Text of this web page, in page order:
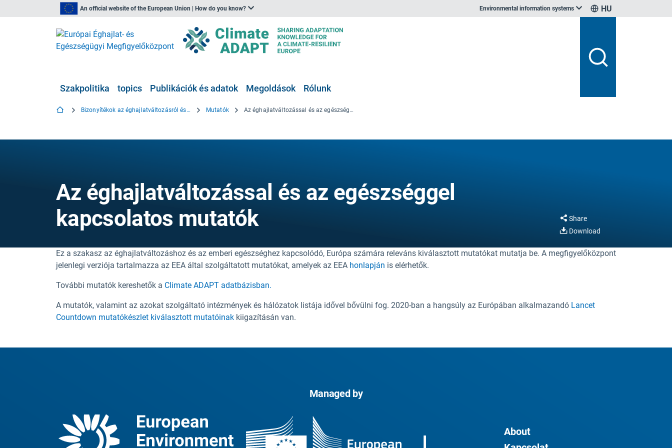
An official website of the European Union | How do you know? Environmental information systems HU
Szakpolitika topics Publikációk és adatok Megoldások Rólunk
Bizonyítékok az éghajlatváltozásról és az egészségről Mutatók Az éghajlatváltozással és az egészséggel kapcsolatos mutatók
Az éghajlatváltozással és az egészséggel
kapcsolatos mutatók
Share
Download
Ez a szakasz az éghajlatváltozáshoz és az emberi egészséghez kapcsolódó, Európa számára releváns kiválasztott mutatókat mutatja be. A megfigyelőközpont
jelenlegi verziója tartalmazza az EEA által szolgáltatott mutatókat, amelyek az EEA honlapján is elérhetők.
További mutatók kereshetők a Climate ADAPT adatbázisban.
A mutatók, valamint az azokat szolgáltató intézmények és hálózatok listája idővel bővülni fog. 2020-ban a hangsúly az Európában alkalmazandó Lancet
Countdown mutatókészlet kiválasztott mutatóinak kiigazításán van.
Managed by
About